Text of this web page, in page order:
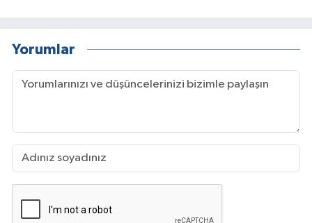
Yorumlar